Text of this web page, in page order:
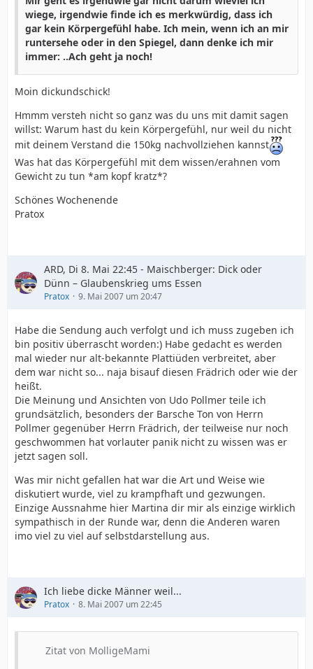
wiege, irgendwie finde ich es merkwürdig, dass ich
gar kein Körpergefühl habe. Ich mein, wenn ich an mir
runtersehe oder in den Spiegel, dann denke ich mir
immer: ..Ach geht ja noch!
Moin dickundschick!
Hmmm versteh nicht so ganz was du uns mit damit sagen
willst: Warum hast du kein Körpergefühl, nur weil du nicht
mit deinem Verstand die 150kg nachvollziehen kannst
Was hat das Körpergefühl mit dem wissen/erahnen vom
Gewicht zu tun *am kopf kratz*?
Schönes Wochenende
Pratox
ARD, Di 8. Mai 22:45 - Maischberger: Dick oder
Dünn – Glaubenskrieg ums Essen
Pratox 9. Mai 2007 um 20:47
Habe die Sendung auch verfolgt und ich muss zugeben ich
bin positiv überrascht worden:) Habe gedacht es werden
mal wieder nur alt-bekannte Plattiüden verbreitet, aber
dem war nicht so... naja bisauf diesen Frädrich oder wie der
heißt.
Die Meinung und Ansichten von Udo Pollmer teile ich
grundsätzlich, besonders der Barsche Ton von Herrn
Pollmer gegenüber Herrn Frädrich, der teilweise nur noch
geschwommen hat vorlauter panik nicht zu wissen was er
jetzt sagen soll.
Was mir nicht gefallen hat war die Art und Weise wie
diskutiert wurde, viel zu krampfhaft und gezwungen.
Einzige Aussnahme hier Martina dir mir als einzige wirklich
sympathisch in der Runde war, denn die Anderen waren
imo viel zu viel auf selbstdarstellung aus.
Ich liebe dicke Männer weil...
Pratox 8. Mai 2007 um 22:45
Zitat von MolligeMami